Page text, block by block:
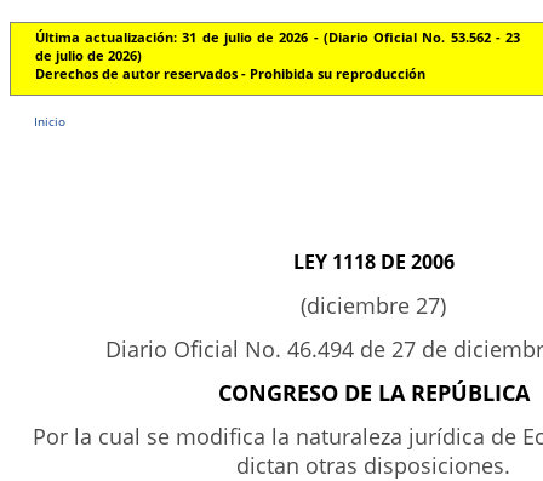
Última actualización: 31 de julio de 2026 - (Diario Oficial No. 53.562 - 23
de julio de 2026)
Derechos de autor reservados - Prohibida su reproducción
Inicio
LEY 1118 DE 2006
(diciembre 27)
Diario Oficial No. 46.494 de 27 de
CONGRESO DE LA REPÚBLICA
Por la cual se modifica la naturaleza jurídica de
dictan otras disposiciones.